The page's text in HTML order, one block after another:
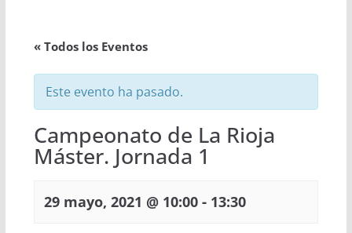
« Todos los Eventos
Este evento ha pasado.
Campeonato de La Rioja
Máster. Jornada 1
29 mayo, 2021 @ 10:00- 13:30